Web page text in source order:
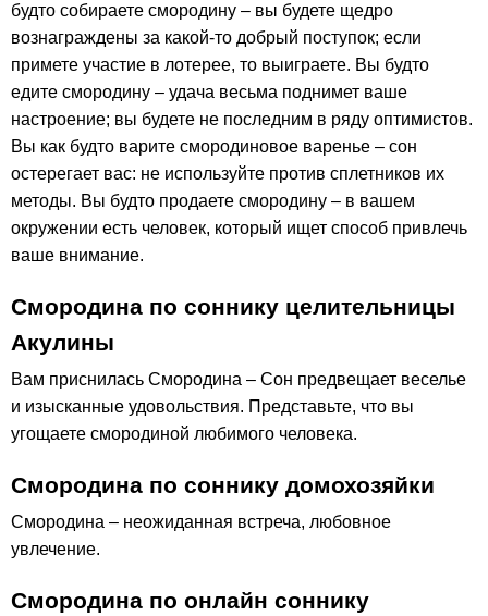
будто собираете смородину – вы будете щедро
вознаграждены за какой-то добрый поступок; если
примете участие в лотерее, то выиграете. Вы будто
едите смородину – удача весьма поднимет ваше
настроение; вы будете не последним в ряду оптимистов.
Вы как будто варите смородиновое варенье – сон
остерегает вас: не используйте против сплетников их
методы. Вы будто продаете смородину – в вашем
окружении есть человек, который ищет способ привлечь
ваше внимание.
Смородина по соннику целительницы
Акулины
Вам приснилась Смородина – Сон предвещает веселье
и изысканные удовольствия. Представьте, что вы
угощаете смородиной любимого человека.
Смородина по соннику домохозяйки
Смородина – неожиданная встреча, любовное
увлечение.
Смородина по онлайн соннику